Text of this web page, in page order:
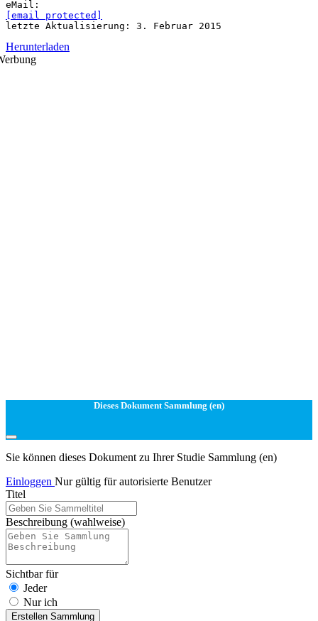
[email protected]
Herunterladen
Dieses Dokument Sammlung (en)
Sie können dieses Dokument zu Ihrer Studie Sammlung (en)
Einloggen Nur gültig für autorisierte Benutzer
Titel
Beschreibung (wahlweise)
Sichtbar für
Jeder
Nur ich
Erstellen Sammlung